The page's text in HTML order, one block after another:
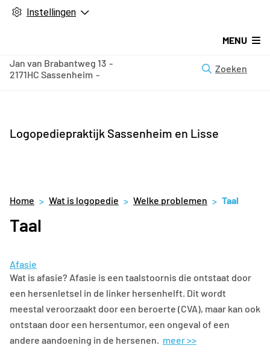
Instellingen
Logopediepraktijk Sassenheim en Lisse
MENU
Jan van Brabantweg 13
2171HC Sassenheim
Zoeken
Home Wat is logopedie Welke problemen Taal
Taal
Afasie
Wat is afasie? Afasie is een taalstoornis die ontstaat door
een hersenletsel in de linker hersenhelft. Dit wordt
meestal veroorzaakt door een beroerte (CVA), maar kan ook
ontstaan door een hersentumor, een ongeval of een
andere aandoening in de hersenen. meer >>